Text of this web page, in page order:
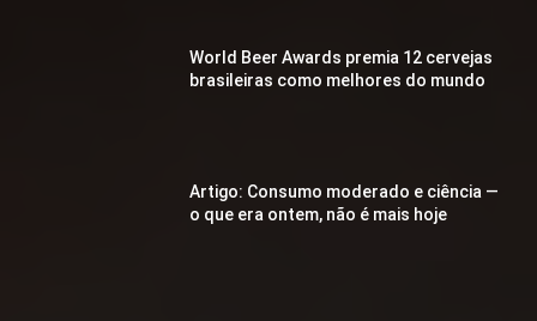
World Beer Awards premia 12 cervejas
brasileiras como melhores do mundo
Artigo: Consumo moderado e ciência —
o que era ontem, não é mais hoje